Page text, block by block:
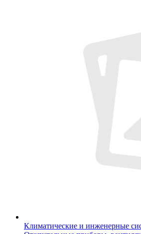
Климатические и инженерные